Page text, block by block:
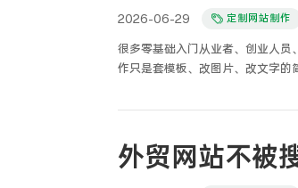
一环都需要兼顾科研业务特殊性
2026-06-29 定制网站制作
很多零基础入门从业者、创业人员
作只是套模板、改图片、改文字的
载慢、容易被入侵、无法二次开
具备独立制作合规、稳定、可迭
外贸网站不被